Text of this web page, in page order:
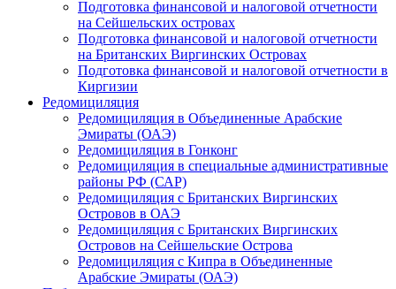
Подготовка финансовой и налоговой отчетности
на Сейшельских островах
Подготовка финансовой и налоговой отчетности
на Британских Виргинских Островах
Подготовка финансовой и налоговой отчетности в
Киргизии
Редомициляция
Редомициляция в Объединенные Арабские
Эмираты (ОАЭ)
Редомициляция в Гонконг
Редомициляция в специальные административные
районы РФ (САР)
Редомициляция с Британских Виргинских
Островов в ОАЭ
Редомициляция с Британских Виргинских
Островов на Сейшельские Острова
Редомициляция с Кипра в Объединенные
Арабские Эмираты (ОАЭ)